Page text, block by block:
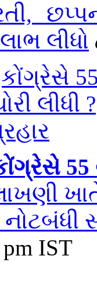
લીધો
55
IST